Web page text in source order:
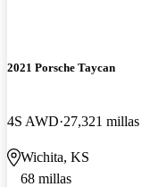
2021 Porsche Taycan
4S AWD 27,321 millas
Wichita, KS
68 millas